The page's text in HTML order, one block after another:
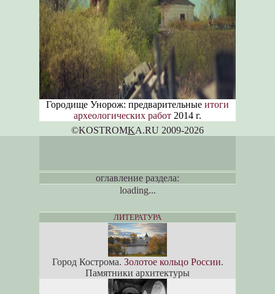
Городище Унорож: предварительные итоги
археологических работ 2014 г.
©KOSTROMKA.RU 2009-2026
оглавление раздела:
loading...
ЛИТЕРАТУРА
Город Кострома. Золотое кольцо России.
Памятники архитектуры